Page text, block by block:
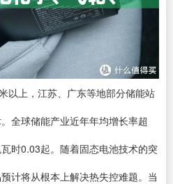
以上，江苏、广东等地部分储能站
全球储能产业近年年均增长率超
时0.03起。随着固态电池技术的突
计将从根本上解决热失控难题。当